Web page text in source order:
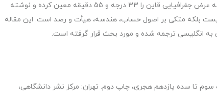
می‌توان آن را برای شهر قاین حساب کرد. مؤلف در آغاز رساله عرض جغرافیایی قاین را 33 درجه و 55 دقیقه معین کرده و نوشته
بلکه متکی بر اصول حساب، هندسه، هیأت و رصد است. این مقاله
سوم تا سده یازدهم هجری، چاپ دوم. تهران: مرکز نشر دانشگاهی،